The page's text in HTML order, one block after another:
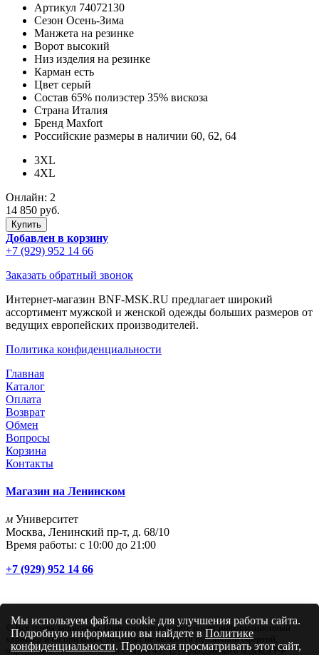
Артикул 74072130
Сезон Осень-Зима
Манжета на резинке
Ворот высокий
Низ изделия на резинке
Карман есть
Цвет серый
Состав 65% полиэстер 35% вискоза
Страна Италия
Бренд Maxfort
Российские размеры в наличии 60, 62, 64
3XL
4XL
Онлайн: 2
14 850 руб.
Добавлен в корзину
+7 (929) 952 14 66
Заказать обратный звонок
Интернет-магазин BNF-MSK.RU предлагает широкий
ассортимент мужской и женской одежды больших размеров от
ведущих европейских производителей.
Политика конфиденциальности
Главная
Каталог
Оплата
Возврат
Обмен
Вопросы
Корзина
Контакты
Магазин на Ленинском
м Университет
Москва, Ленинский пр-т, д. 68/10
Время работы: с 10:00 до 21:00
+7 (929) 952 14 66
© Все права защищены. Информация на сайте носит информационный
характер и ни при каких условиях не являются публичной офертой,
определяемой положениями Статьи 437 (2) Гражданского кодекса РФ
Мы используем файлы cookie для улучшения работы сайта.
Подробную информацию вы найдете вПолитике
конфиденциальности. Продолжая просматривать этот сайт,